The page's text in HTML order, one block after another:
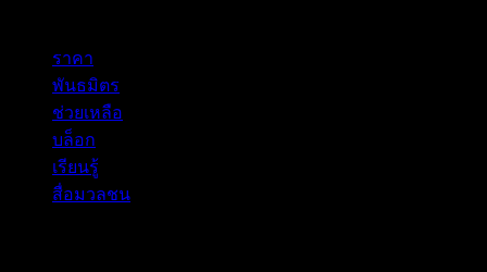
ราคา
พันธมิตร
ช่วยเหลือ
บล็อก
เรียนรู้
สื่อมวลชน